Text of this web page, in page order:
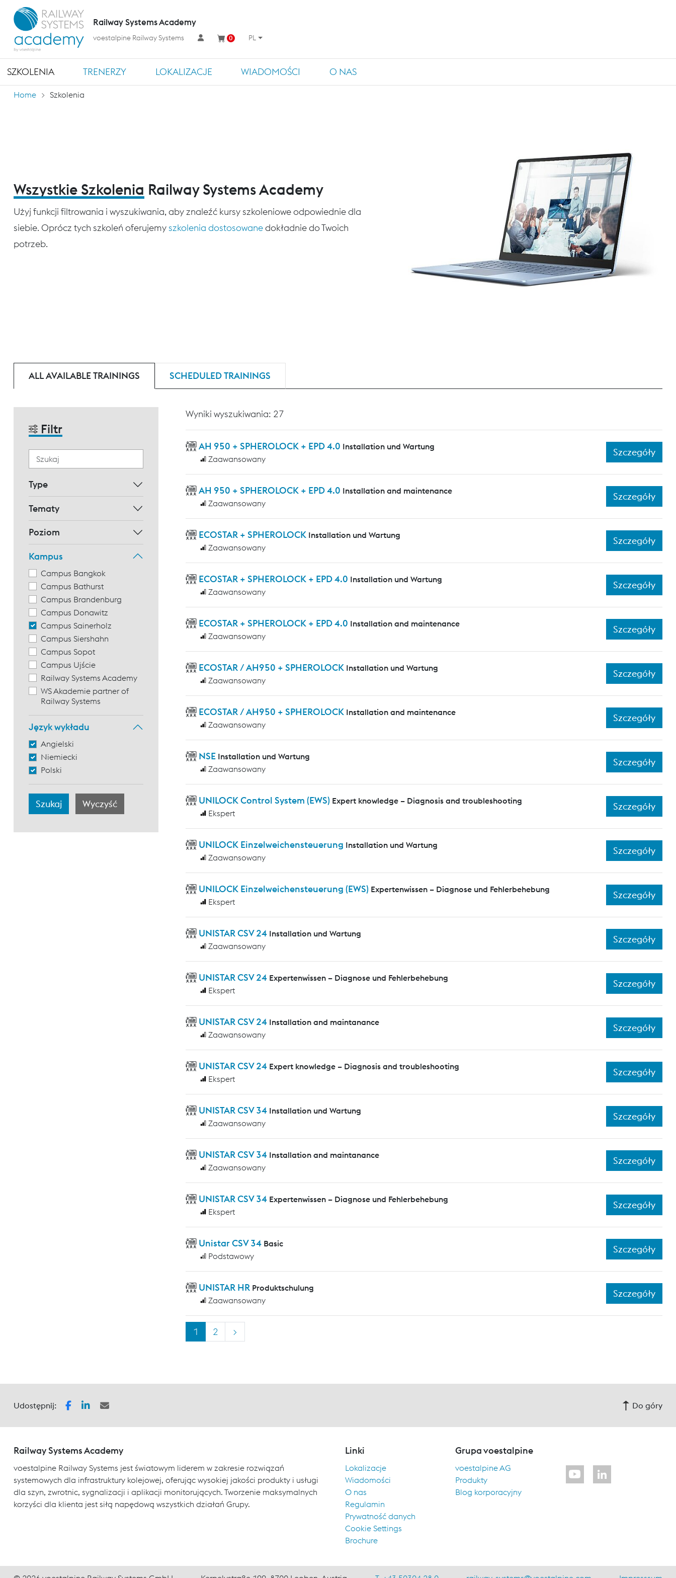
SZKOLENIA TRENERZY LOKALIZACJE WIADOMOŚCI O NAS
Railway Systems Academy
voestalpine Railway Systems 0 PL
Home Szkolenia
Wszystkie Szkolenia Railway Systems Academy
Użyj funkcji filtrowania i wyszukiwania, aby znaleźć kursy szkoleniowe odpowiednie dla
siebie. Oprócz tych szkoleń oferujemyszkolenia dostosowanedokładnie do Twoich
potrzeb.
ALL AVAILABLE TRAININGS SCHEDULED TRAININGS
Filtr
Type
Tematy
Poziom
Kampus
Campus Bangkok
Campus Bathurst
Campus Brandenburg
Campus Donawitz
Campus Sainerholz
Campus Siershahn
Campus Sopot
Campus Ujście
Railway Systems Academy
WS Akademie partner of
Railway Systems
Język wykładu
Angielski
Niemiecki
Polski
Wyniki wyszukiwania: 27
AH 950 + SPHEROLOCK + EPD 4.0 Installation und Wartung
Zaawansowany
Szczegóły
AH 950 + SPHEROLOCK + EPD 4.0 Installation and maintenance
Zaawansowany
Szczegóły
ECOSTAR + SPHEROLOCK Installation und Wartung
Zaawansowany
Szczegóły
ECOSTAR + SPHEROLOCK + EPD 4.0 Installation und Wartung
Zaawansowany
Szczegóły
ECOSTAR + SPHEROLOCK + EPD 4.0 Installation and maintenance
Zaawansowany
Szczegóły
ECOSTAR / AH950 + SPHEROLOCK Installation und Wartung
Zaawansowany
Szczegóły
ECOSTAR / AH950 + SPHEROLOCK Installation and maintenance
Zaawansowany
Szczegóły
NSE Installation und Wartung
Zaawansowany
Szczegóły
UNILOCK Control System (EWS) Expert knowledge – Diagnosis and troubleshooting
Ekspert
Szczegóły
UNILOCK Einzelweichensteuerung Installation und Wartung
Zaawansowany
Szczegóły
UNILOCK Einzelweichensteuerung (EWS) Expertenwissen – Diagnose und Fehlerbehebung
Ekspert
Szczegóły
UNISTAR CSV 24 Installation und Wartung
Zaawansowany
Szczegóły
UNISTAR CSV 24 Expertenwissen – Diagnose und Fehlerbehebung
Ekspert
Szczegóły
UNISTAR CSV 24 Installation and maintanance
Zaawansowany
Szczegóły
UNISTAR CSV 24 Expert knowledge – Diagnosis and troubleshooting
Ekspert
Szczegóły
UNISTAR CSV 34 Installation und Wartung
Zaawansowany
Szczegóły
UNISTAR CSV 34 Installation and maintanance
Zaawansowany
Szczegóły
UNISTAR CSV 34 Expertenwissen – Diagnose und Fehlerbehebung
Ekspert
Szczegóły
Unistar CSV 34 Basic
Podstawowy
Szczegóły
UNISTAR HR Produktschulung
Zaawansowany
Szczegóły
1 2 >
Udostępnij: Do góry
Railway Systems Academy
voestalpine Railway Systems jest światowym liderem w zakresie rozwiązań
systemowych dla infrastruktury kolejowej, oferując wysokiej jakości produkty i usługi
dla szyn, zwrotnic, sygnalizacji i aplikacji monitorujących. Tworzenie maksymalnych
korzyści dla klienta jest siłą napędową wszystkich działań Grupy.
Linki
Lokalizacje
Wiadomości
O nas
Regulamin
Prywatność danych
Cookie Settings
Brochure
Grupa voestalpine
voestalpine AG
Produkty
Blog korporacyjny